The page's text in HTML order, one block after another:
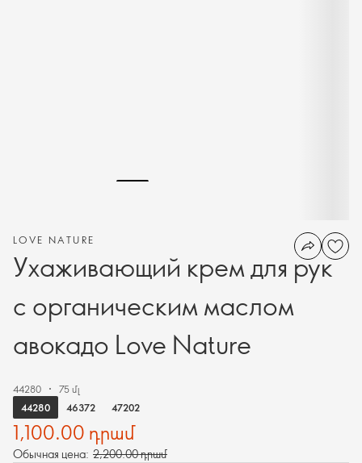
LOVE NATURE
Ухаживающий крем для рук
с органическим маслом
авокадо Love Nature
44280
75 մլ
44280
46372 47202
1,100.00 դրամ
Обычная цена: 2,200.00 դրամ